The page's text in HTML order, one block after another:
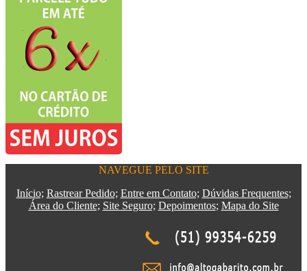
NAVEGUE PELO SITE
Início; Rastrear Pedido; Entre em Contato; Dúvidas Frequentes;
Área do Cliente; Site Seguro; Depoimentos; Mapa do Site